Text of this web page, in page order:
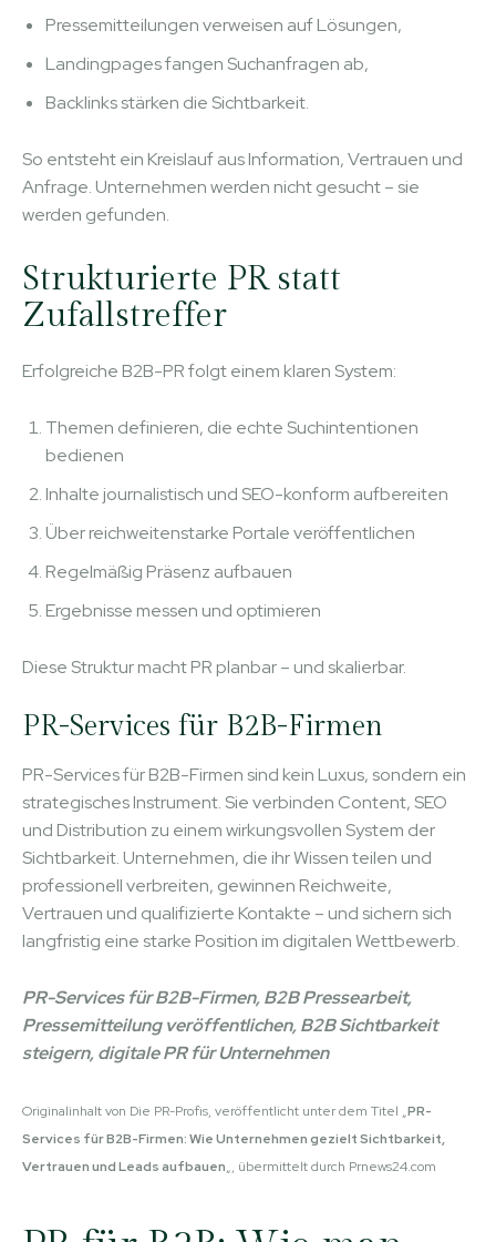
Pressemitteilungen verweisen auf Lösungen,
Landingpages fangen Suchanfragen ab,
Backlinks stärken die Sichtbarkeit.
So entsteht ein Kreislauf aus Information, Vertrauen und
Anfrage. Unternehmen werden nicht gesucht – sie
werden gefunden.
Strukturierte PR statt
Zufallstreffer
Erfolgreiche B2B-PR folgt einem klaren System:
Themen definieren, die echte Suchintentionen
bedienen
Inhalte journalistisch und SEO-konform aufbereiten
Über reichweitenstarke Portale veröffentlichen
Regelmäßig Präsenz aufbauen
Ergebnisse messen und optimieren
Diese Struktur macht PR planbar – und skalierbar.
PR-Services für B2B-Firmen
PR-Services für B2B-Firmen sind kein Luxus, sondern ein
strategisches Instrument. Sie verbinden Content, SEO
und Distribution zu einem wirkungsvollen System der
Sichtbarkeit. Unternehmen, die ihr Wissen teilen und
professionell verbreiten, gewinnen Reichweite,
Vertrauen und qualifizierte Kontakte – und sichern sich
langfristig eine starke Position im digitalen Wettbewerb.
PR-Services für B2B-Firmen, B2B Pressearbeit,
Pressemitteilung veröffentlichen, B2B Sichtbarkeit
steigern, digitale PR für Unternehmen
Originalinhalt von Die PR-Profis, veröffentlicht unter dem Titel „PR-
Services für B2B-Firmen: Wie Unternehmen gezielt Sichtbarkeit,
Vertrauen und Leads aufbauen„, übermittelt durch Prnews24.com